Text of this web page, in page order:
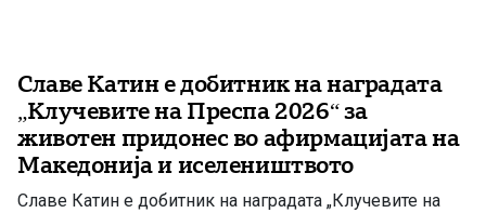
Славе Катин е добитник на наградата
„Клучевите на Преспа 2026“ за
животен придонес во афирмацијата на
Македонија и иселеништвото
Славе Катин е добитник на наградата „Клучевите на